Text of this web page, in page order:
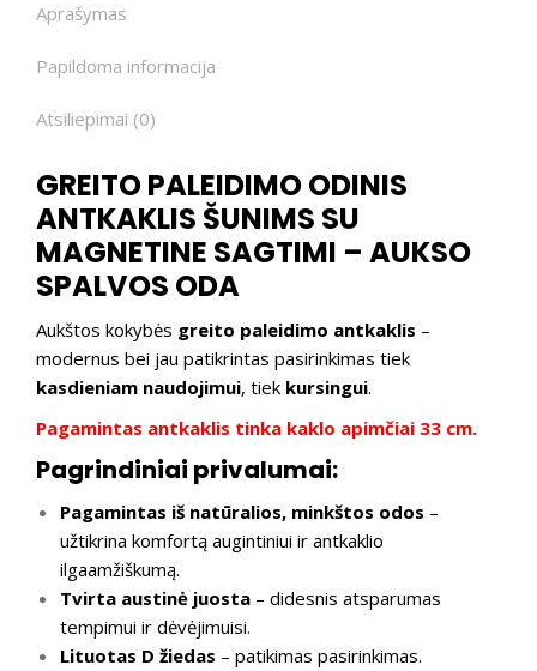
Aprašymas
Papildoma informacija
Atsiliepimai (0)
GREITO PALEIDIMO ODINIS
ANTKAKLIS ŠUNIMS SU
MAGNETINE SAGTIMI – AUKSO
SPALVOS ODA
Aukštos kokybės greito paleidimo antkaklis –
modernus bei jau patikrintas pasirinkimas tiek
kasdieniam naudojimui, tiek kursingui.
Pagamintas antkaklis tinka kaklo apimčiai 33 cm.
Pagrindiniai privalumai:
Pagamintas iš natūralios, minkštos odos –
užtikrina komfortą augintiniui ir antkaklio
ilgaamžiškumą.
Tvirta austinė juosta – didesnis atsparumas
tempimui ir dėvėjimuisi.
Lituotas D žiedas – patikimas pasirinkimas.